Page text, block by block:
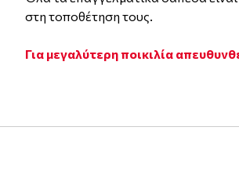
στη τοποθέτηση τους.
Για μεγαλύτερη ποικιλία